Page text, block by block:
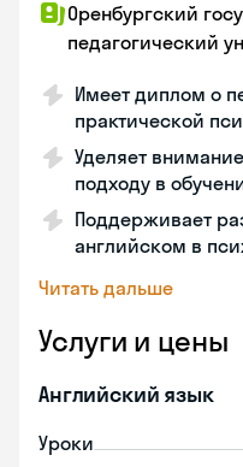
Оренбургский
педагогический
Имеет диплом о
практической
Уделяет
подходу в
Поддерживает
английском в
Читать дальше
Услуги и цены
Английский язык
Уроки